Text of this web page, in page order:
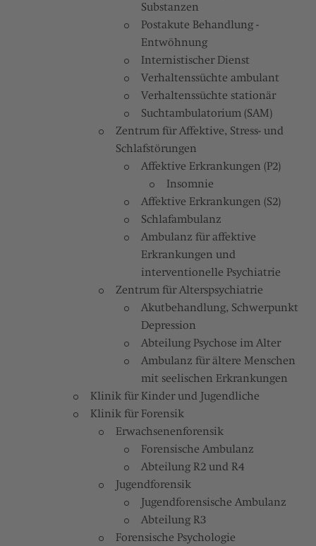
Substanzen
Postakute Behandlung -
Entwöhnung
Internistischer Dienst
Verhaltenssüchte ambulant
Verhaltenssüchte stationär
Suchtambulatorium (SAM)
Zentrum für Affektive, Stress- und
Schlafstörungen
Affektive Erkrankungen (P2)
Insomnie
Affektive Erkrankungen (S2)
Schlafambulanz
Ambulanz für affektive
Erkrankungen und
interventionelle Psychiatrie
Zentrum für Alterspsychiatrie
Akutbehandlung, Schwerpunkt
Depression
Abteilung Psychose im Alter
Ambulanz für ältere Menschen
mit seelischen Erkrankungen
Klinik für Kinder und Jugendliche
Klinik für Forensik
Erwachsenenforensik
Forensische Ambulanz
Abteilung R2 und R4
Jugendforensik
Jugendforensische Ambulanz
Abteilung R3
Forensische Psychologie